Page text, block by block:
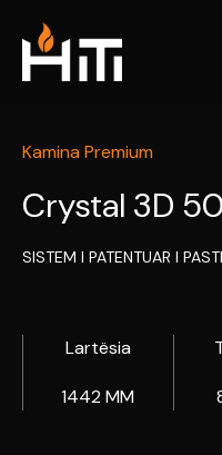
Kamina Premium
Crystal 3D
SISTEM I PATENTUAR I
Lartësia
1442 MM